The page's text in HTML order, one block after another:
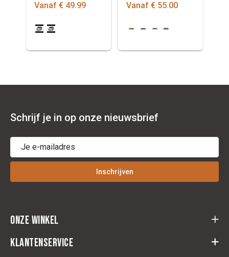
Vanaf € 49.99 Vanaf € 55.00
Schrijf je in op onze nieuwsbrief
Inschrijven
Onze winkel
Cloots Ruitersport
Klantenservice